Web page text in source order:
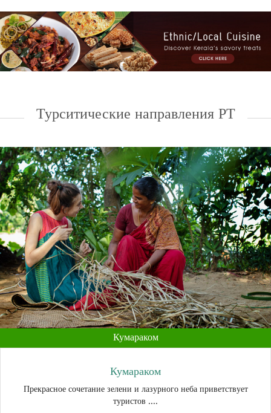
Турситические направления РТ
Кумараком
Кумараком
Прекрасное сочетание зелени и лазурного неба приветствует
туристов ....